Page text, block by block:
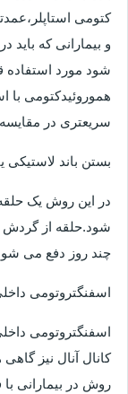
و بیمارانی که
شود مورد استفاده
هموروئیدکتومی با
سریعتری در
بستن باند لاستیکی
در این روش یک حلقه
شود.حلقه از گردش
چند روز دفع می
اسفنگتروتومی
اسفنگتروتومی
کانال آنال نیز
روش در بیمارانی با